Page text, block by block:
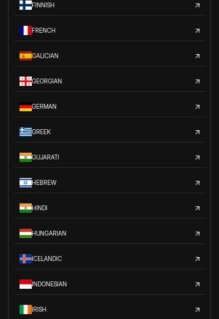
FINNISH
FRENCH
GALICIAN
GEORGIAN
GERMAN
GREEK
GUJARATI
HEBREW
HINDI
HUNGARIAN
ICELANDIC
INDONESIAN
IRISH